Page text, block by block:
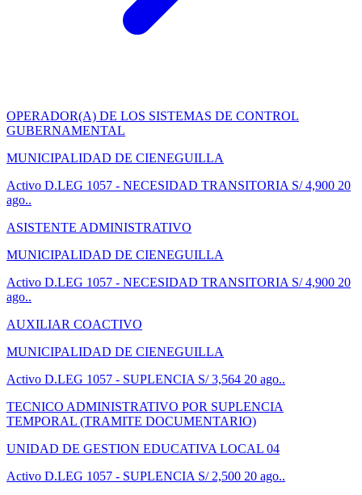
OPERADOR(A) DE LOS SISTEMAS DE CONTROL
GUBERNAMENTAL
MUNICIPALIDAD DE CIENEGUILLA
Activo D.LEG 1057 - NECESIDAD TRANSITORIA S/ 4,900 20
ago..
ASISTENTE ADMINISTRATIVO
MUNICIPALIDAD DE CIENEGUILLA
Activo D.LEG 1057 - NECESIDAD TRANSITORIA S/ 4,900 20
ago..
AUXILIAR COACTIVO
MUNICIPALIDAD DE CIENEGUILLA
Activo D.LEG 1057 - SUPLENCIA S/ 3,564 20 ago..
TECNICO ADMINISTRATIVO POR SUPLENCIA
TEMPORAL (TRAMITE DOCUMENTARIO)
UNIDAD DE GESTION EDUCATIVA LOCAL 04
Activo D.LEG 1057 - SUPLENCIA S/ 2,500 20 ago..